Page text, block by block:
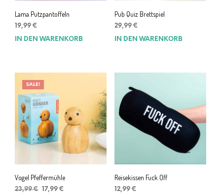
Lama Putzpantoffeln
19,99 €
IN DEN WARENKORB
Pub Quiz Brettspiel
29,99 €
IN DEN WARENKORB
SALE!
Vogel Pfeffermühle
23,99€ Ursprünglicher
17,99 €
Reisekissen Fuck Off
12,99 €